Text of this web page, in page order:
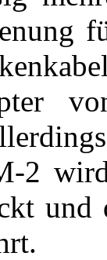
2
und